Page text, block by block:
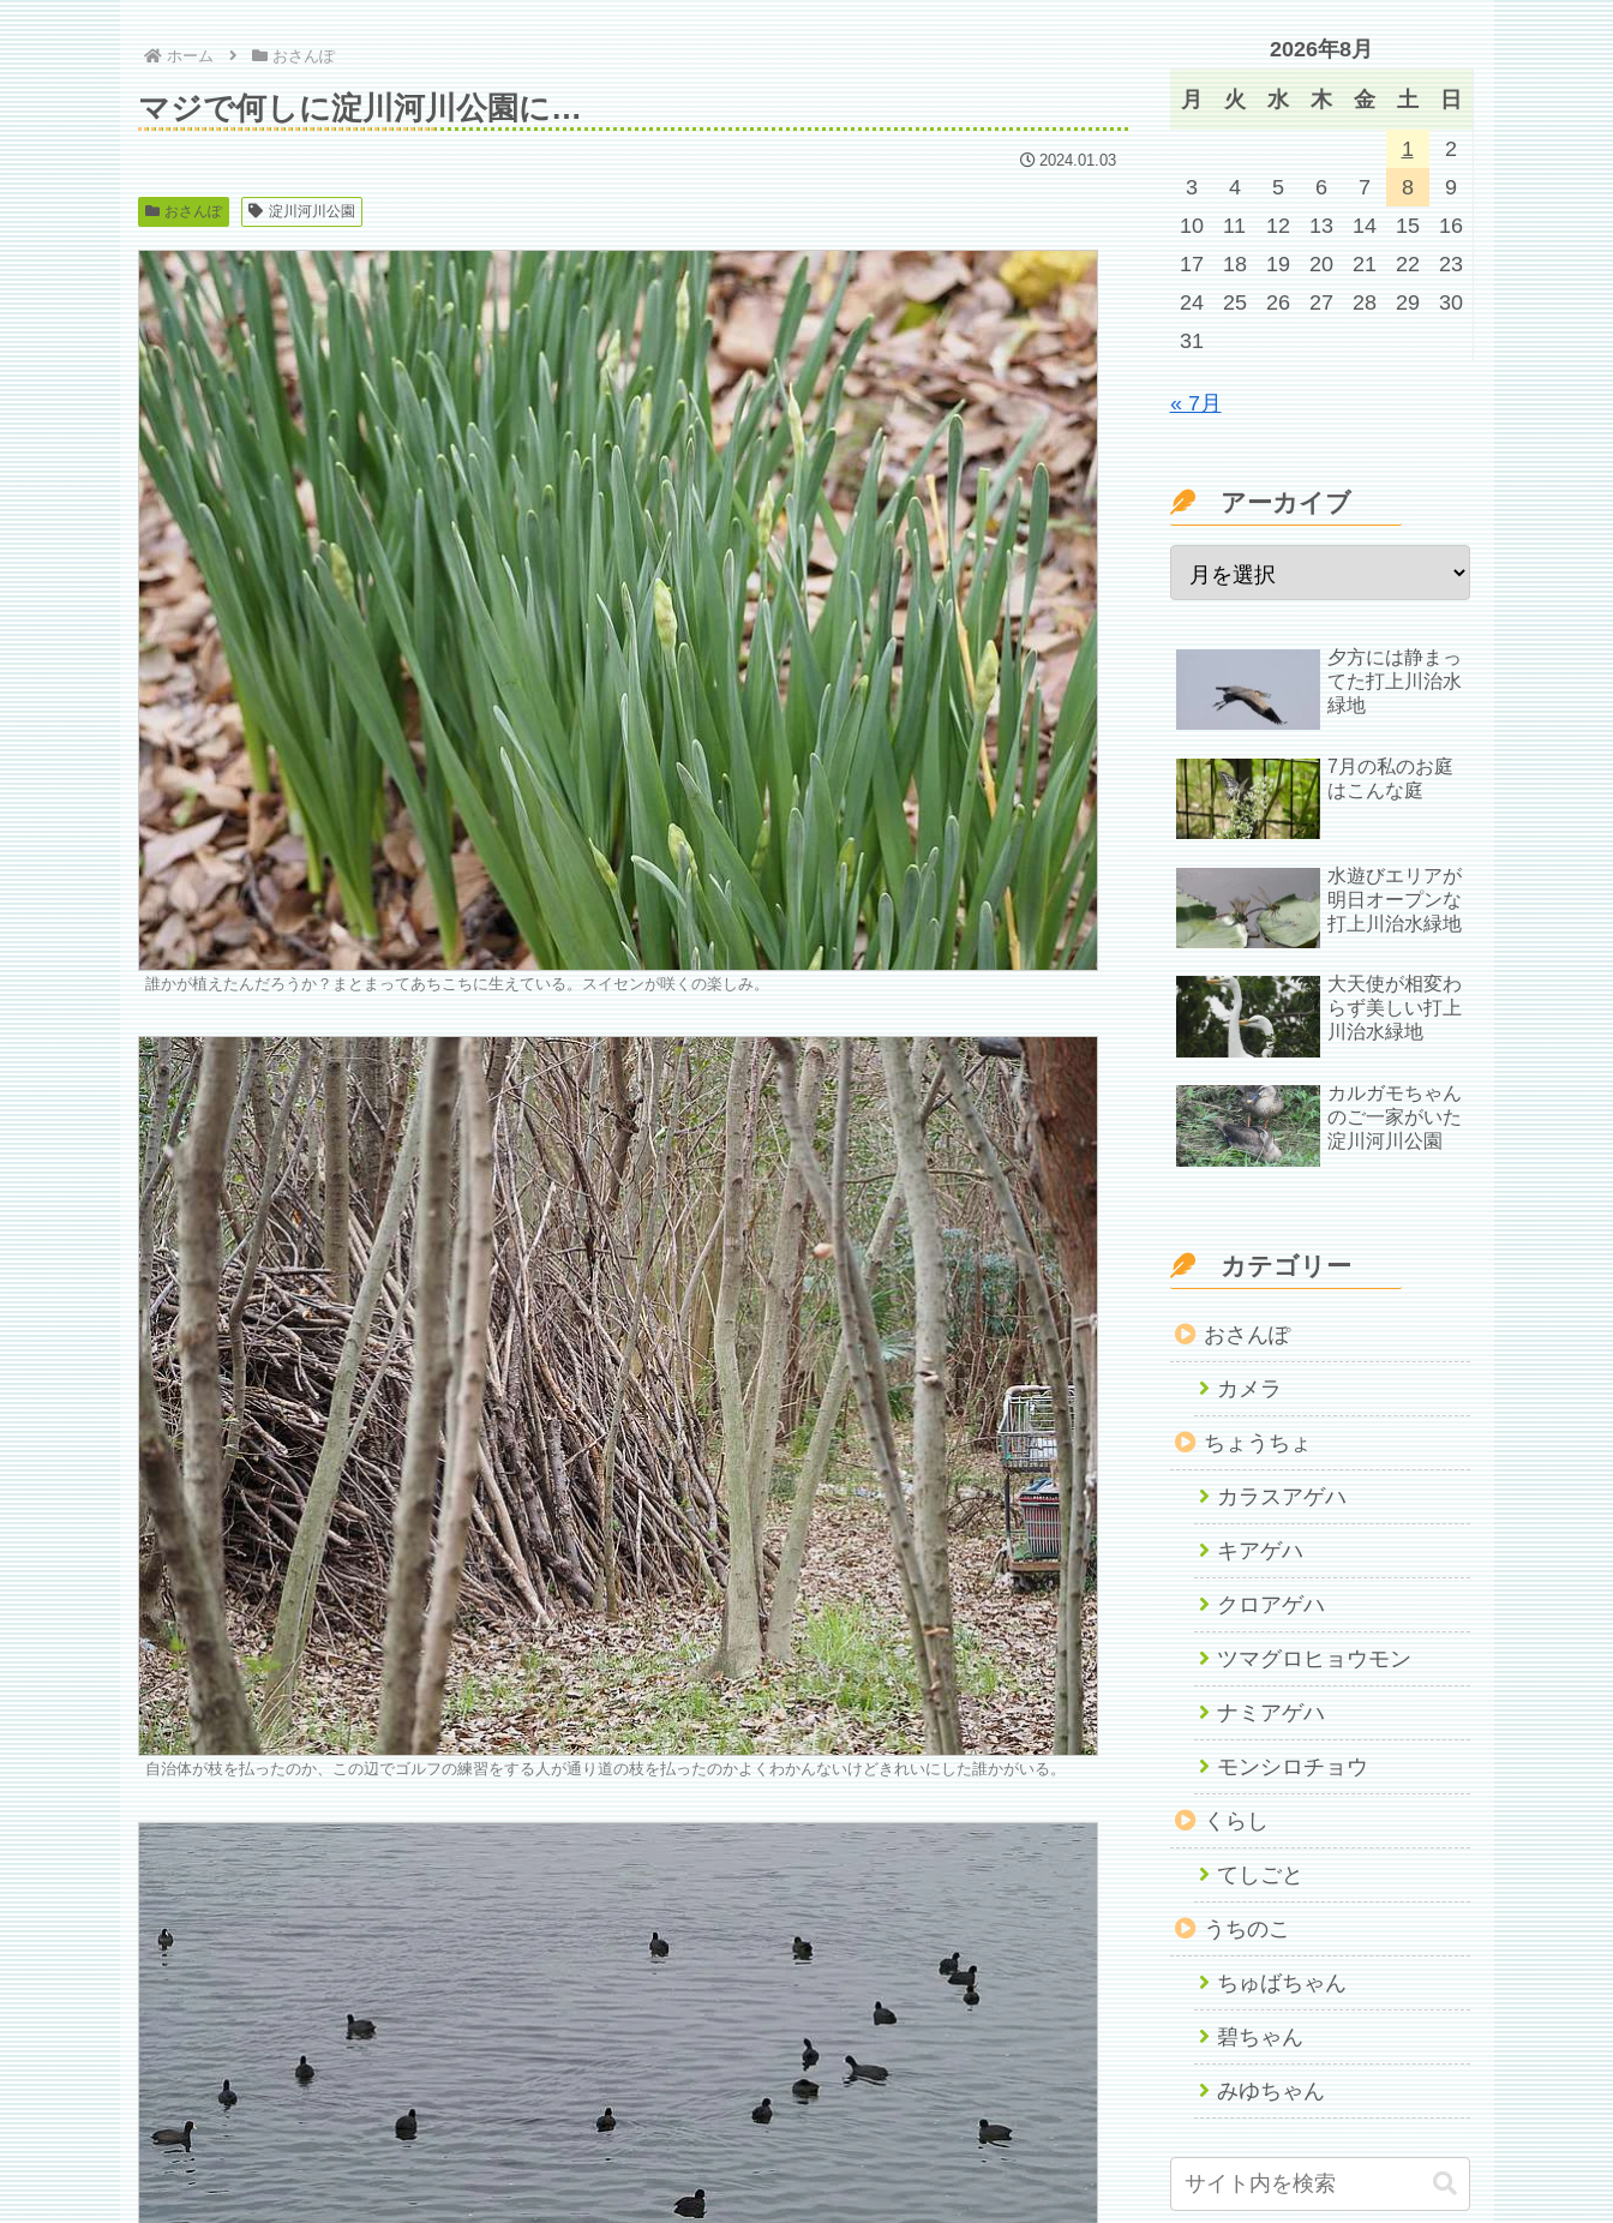
ホーム おさんぽ
マジで何しに淀川河川公園に…
2024.01.03
おさんぽ 淀川河川公園
誰かが植えたんだろうか？まとまってあちこちに生えている。スイセンが咲くの楽しみ。
自治体が枝を払ったのか、この辺でゴルフの練習をする人が通り道の枝を払ったのかよくわかんないけどきれいにした誰かがいる。
2026年8月
月 火 水 木 金 土 日
1
2
3
4 5 6 7 8
9
10
11 12 13 14 15
16
17
18 19 20 21 22
23
24
25 26 27 28 29
30
31
« 7月
アーカイブ
夕方には静まっ
てた打上川治水
緑地
7月の私のお庭
はこんな庭
水遊びエリアが
明日オープンな
打上川治水緑地
大天使が相変わ
らず美しい打上
川治水緑地
カルガモちゃん
のご一家がいた
淀川河川公園
カテゴリー
おさんぽ
カメラ
ちょうちょ
カラスアゲハ
キアゲハ
クロアゲハ
ツマグロヒョウモン
ナミアゲハ
モンシロチョウ
くらし
てしごと
うちのこ
ちゅばちゃん
碧ちゃん
みゆちゃん